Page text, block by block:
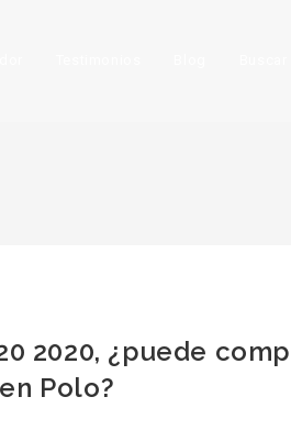
2020, ¿puede
Polo?